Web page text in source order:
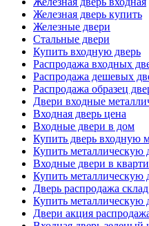
Железная дверь купить
Железные двери
Стальные двери
Купить входную дверь
Распродажа входных
Распродажа дешевых
Распродажа образец
Двери входные
Входная дверь цена
Входные двери в дом
Купить дверь входную
Купить металлическую
Входные двери в
Купить металлическую
Дверь распродажа склад
Купить металлическую
Двери акция